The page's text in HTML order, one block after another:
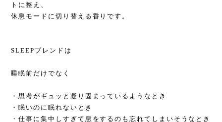
トに整え、
休息モードに切り替える香りです。
SLEEPブレンドは
睡眠前だけでなく
・思考がギュッと凝り固まっているようなとき
・眠いのに眠れないとき
・仕事に集中しすぎて息をするのも忘れてしまいそうなとき